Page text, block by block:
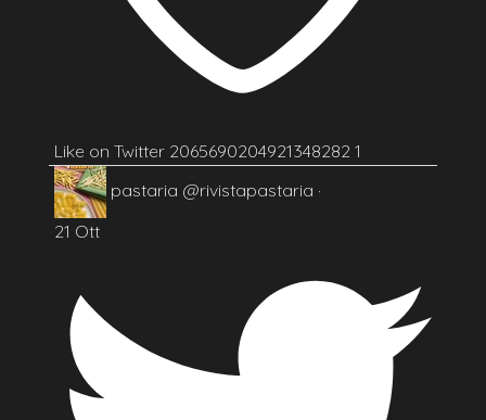
Like on Twitter 2065690204921348282 1
pastaria @rivistapastaria ·
21 Ott